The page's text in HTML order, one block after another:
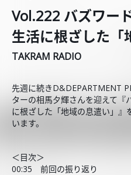
Vol.222 バズワー
生活に根ざした「
TAKRAM RADIO
先週に続きD&DEPARTMENT
ターの相馬夕輝さんを迎えて『
に根ざした「地域の息遣い」
います。
＜目次＞
00:35 前回の振り返り